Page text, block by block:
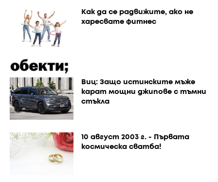
Как да се радвижите, ако не
харесвате фитнес
Виц: Защо истинските мъже
карат мощни джипове с тъмни
стъкла
10 август 2003 г. - Първата
космическа сватба!